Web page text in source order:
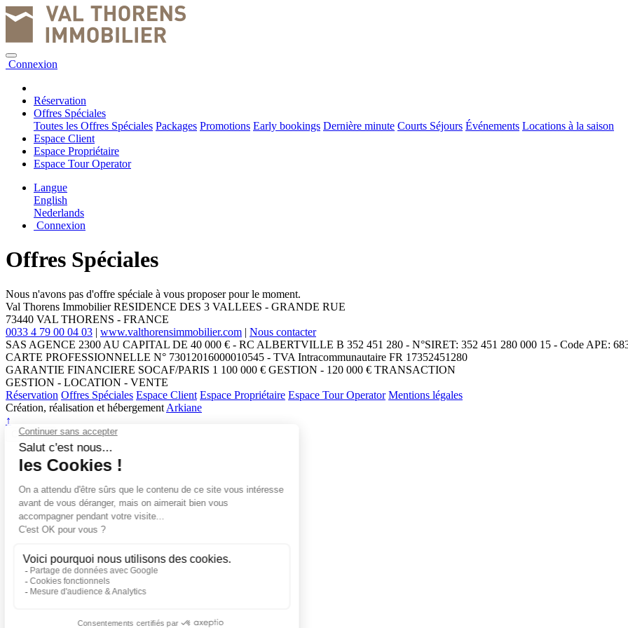
Connexion
Réservation
Offres Spéciales
Toutes les Offres Spéciales Packages Promotions Early bookings Dernière minute Courts Séjours Événements Locations à la saison
Espace Client
Espace Propriétaire
Espace Tour Operator
Langue
English
Nederlands
Connexion
Offres Spéciales
Nous n'avons pas d'offre spéciale à vous proposer pour le moment.
Val Thorens Immobilier RESIDENCE DES 3 VALLEES - GRANDE RUE
73440 VAL THORENS - FRANCE
0033 4 79 00 04 03 | www.valthorensimmobilier.com | Nous contacter
SAS AGENCE 2300 AU CAPITAL DE 40 000 € - RC ALBERTVILLE B 352 451 280 - N°SIRET: 352 451 280 000 15 - Code APE:
CARTE PROFESSIONNELLE N° 73012016000010545 - TVA Intracommunautaire FR 17352451280
GARANTIE FINANCIERE SOCAF/PARIS 1 100 000 € GESTION - 120 000 € TRANSACTION
GESTION - LOCATION - VENTE
Réservation Offres Spéciales Espace Client Espace Propriétaire Espace Tour Operator Mentions légales
Création, réalisation et hébergement Arkiane
↑
Comparer